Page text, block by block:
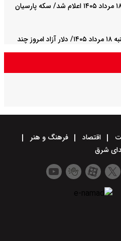
قیمت سکه پارسیان امروز یکشنبه ۱۸ مرداد ۱۴۰۵ اعلام شد/ سکه پارسیان
قیمت دلار، یورو و پوند امروز یکشنبه ۱۸ مرداد ۱۴۰۵/ دلار آزاد امروز چند
اقتصاد
فرهنگ و هنر
شرق